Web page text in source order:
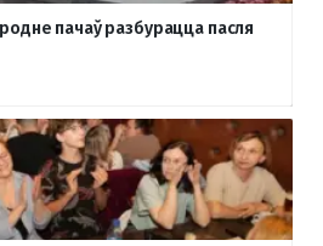
пачаў разбурацца пасля